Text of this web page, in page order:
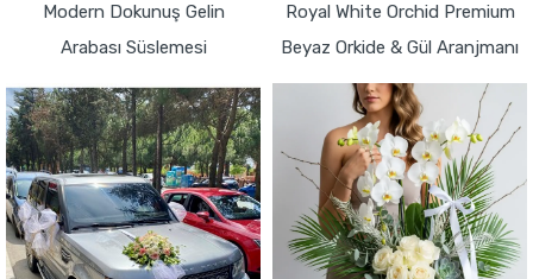
Modern Dokunuş Gelin
Arabası Süslemesi
Royal White Orchid Premium
Beyaz Orkide & Gül Aranjmanı